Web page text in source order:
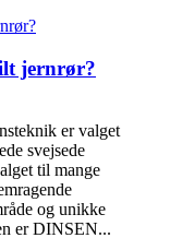
jernrør?
er valget
svejsede
til mange
og unikke
er DINSEN...